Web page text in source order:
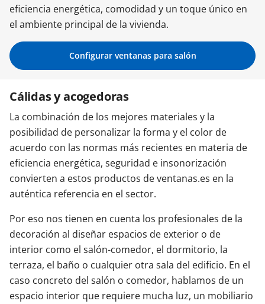
Contacta con nosotros
eficiencia energética, comodidad y un toque único en
el ambiente principal de la vivienda.
Configurar ventanas para salón
Cálidas y acogedoras
La combinación de los mejores materiales y la
posibilidad de personalizar la forma y el color de
acuerdo con las normas más recientes en materia de
eficiencia energética, seguridad e insonorización
convierten a estos productos de ventanas.es en la
auténtica referencia en el sector.
Por eso nos tienen en cuenta los profesionales de la
decoración al diseñar espacios de exterior o de
interior como el salón-comedor, el dormitorio, la
terraza, el baño o cualquier otra sala del edificio. En el
caso concreto del salón o comedor, hablamos de un
espacio interior que requiere mucha luz, un mobiliario